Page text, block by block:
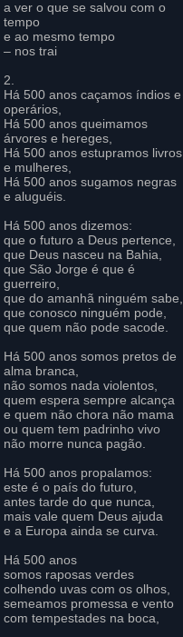
a ver o que se salvou com o
tempo
e ao mesmo tempo
– nos trai
2.
Há 500 anos caçamos índios e
operários,
Há 500 anos queimamos
árvores e hereges,
Há 500 anos estupramos livros
e mulheres,
Há 500 anos sugamos negras
e aluguéis.
Há 500 anos dizemos:
que o futuro a Deus pertence,
que Deus nasceu na Bahia,
que São Jorge é que é
guerreiro,
que do amanhã ninguém sabe,
que conosco ninguém pode,
que quem não pode sacode.
Há 500 anos somos pretos de
alma branca,
não somos nada violentos,
quem espera sempre alcança
e quem não chora não mama
ou quem tem padrinho vivo
não morre nunca pagão.
Há 500 anos propalamos:
este é o país do futuro,
antes tarde do que nunca,
mais vale quem Deus ajuda
e a Europa ainda se curva.
Há 500 anos
somos raposas verdes
colhendo uvas com os olhos,
semeamos promessa e vento
com tempestades na boca,